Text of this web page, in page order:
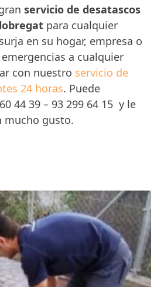
servicio de desatascos
para cualquier
en su hogar, empresa o
a cualquier
con nuestro servicio de
24 horas. Puede
44 39 – 93 299 64 15 y le
mucho gusto.